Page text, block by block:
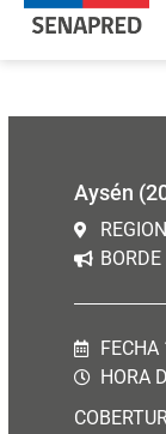
contenido
Aysén
HORA